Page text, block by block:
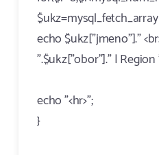
echo $ukz["jmeno"]."
".$ukz["obor"]." | Region
echo "<hr>";
}